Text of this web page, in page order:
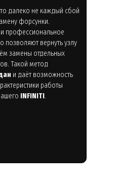
далеко не каждый сбой
форсунки.
профессиональное
позволяют вернуть узлу
замены отдельных
Такой метод
и даёт возможность
работы
INFINITI.